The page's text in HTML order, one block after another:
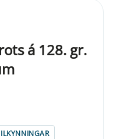
á 128. gr.